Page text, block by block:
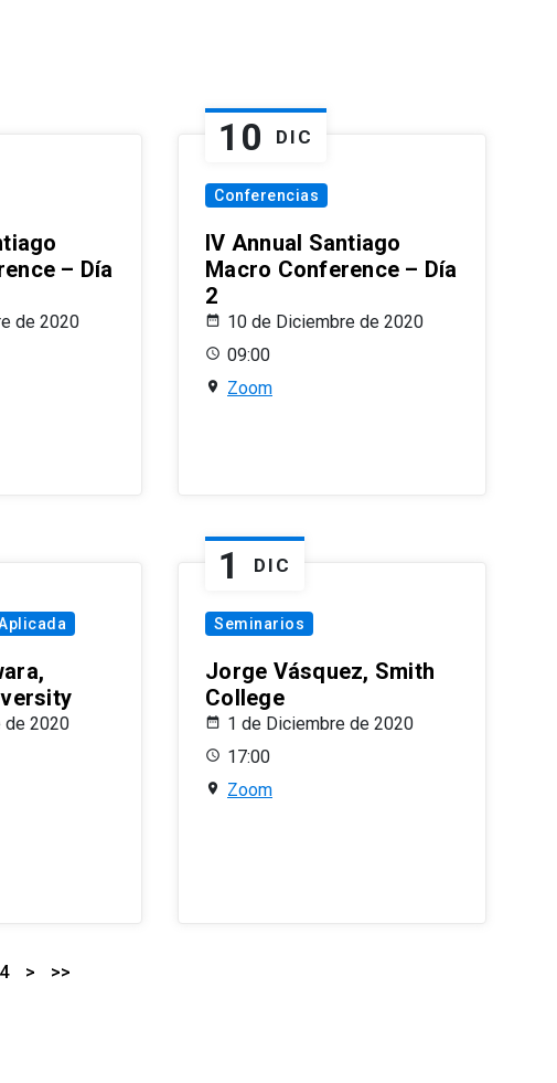
– Día
de 2020
10 DIC
Conferencias
IV Annual Santiago
Macro Conference – Día
2
10 de Diciembre de 2020
09:00
Zoom
de 2020
1 DIC
Seminarios
Jorge Vásquez, Smith
College
1 de Diciembre de 2020
17:00
Zoom
> >>